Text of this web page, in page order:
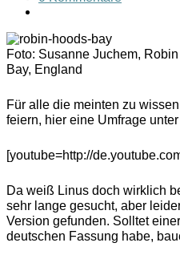
Foto: Susanne Juchem,
Bay, England
Für alle die meinten zu
feiern, hier eine Umfrage
[youtube=http://
Da weiß Linus doch wirklich
sehr lange gesucht, aber
Version gefunden. Solltet
deutschen Fassung habe,